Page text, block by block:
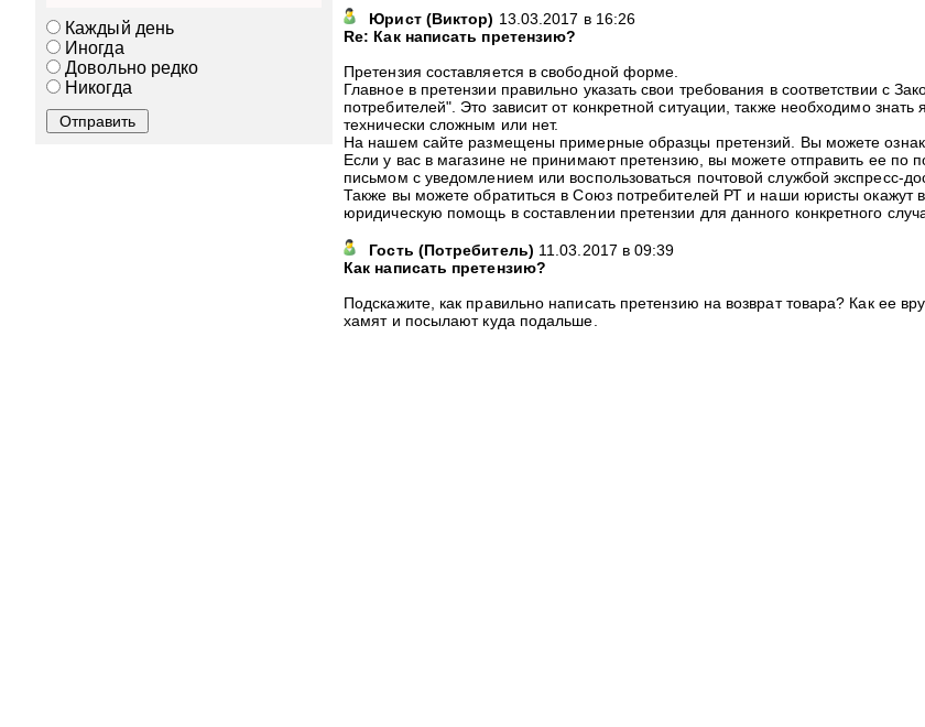
Каждый день
Иногда
Довольно редко
Никогда
Юрист(Виктор) 13.03.2017 в 16:26
Re: Как написать претензию?
Претензия составляется в свободной форме.
Главное в претензии правильно указать свои требования в соответствии с
потребителей". Это зависит от конкретной ситуации, также необходимо знать
технически сложным или нет.
На нашем сайте размещены примерные образцы претензий. Вы можете
Если у вас в магазине не принимают претензию, вы можете отправить ее по
письмом с уведомлением или воспользоваться почтовой службой экспресс-
Также вы можете обратиться в Союз потребителей РТ и наши юристы окажут
юридическую помощь в составлении претензии для данного конкретного
Гость (Потребитель) 11.03.2017 в 09:39
Как написать претензию?
Подскажите, как правильно написать претензию на возврат товара? Как ее
хамят и посылают куда подальше.